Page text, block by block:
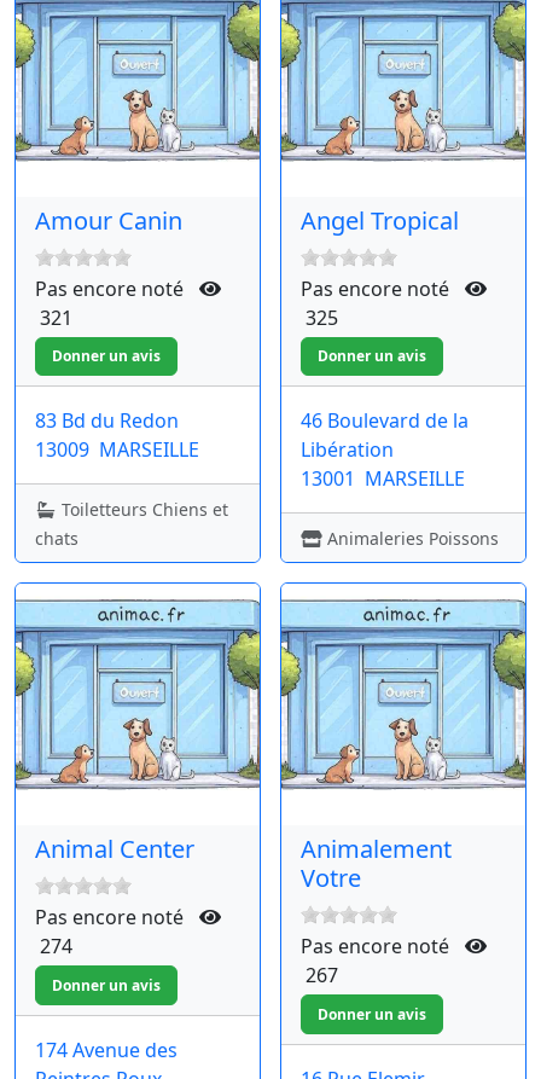
Amour Canin
Pas encore noté
321
83 Bd du Redon
13009 MARSEILLE
Toiletteurs Chiens et
chats
Angel Tropical
Pas encore noté
325
46 Boulevard de la
Libération
13001 MARSEILLE
Animaleries Poissons
Animal Center
Pas encore noté
274
174 Avenue des
Animalement
Votre
Pas encore noté
267